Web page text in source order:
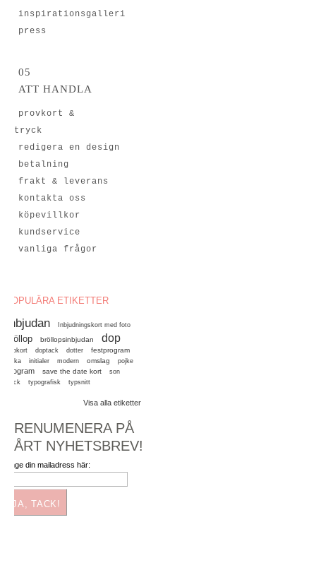
inspirationsgalleri
press
05
ATT HANDLA
provkort &
redigera en design
betalning
frakt & leverans
kontakta oss
köpevillkor
kundservice
vanliga frågor
POPULÄRA ETIKETTER
Inbjudan Inbjudningskort med foto
bröllop bröllopsinbjudan dop
dopkort doptack dotter festprogram
flicka initialer modern omslag pojke
program save the date kort
son
tryck
typografisk typsnitt
Visa alla etiketter
PRENUMENERA PÅ
VÅRT NYHETSBREV!
Ange din mailadress här:
JA, TACK!